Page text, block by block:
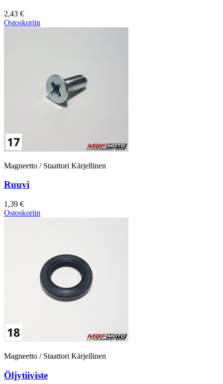
2,43 €
Ostoskoriin
Magneetto / Staattori Kärjellinen
Ruuvi
1,39 €
Ostoskoriin
Magneetto / Staattori Kärjellinen
Öljytiiviste